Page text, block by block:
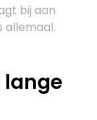
bij aan
allemaal.